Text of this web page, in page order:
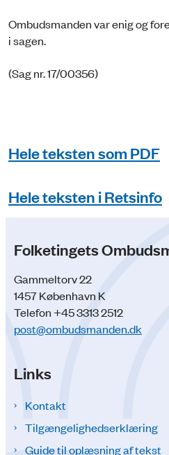
Ombudsmanden var enig og
i sagen.
(Sag nr. 17/00356)
Hele teksten som PDF
Hele teksten i Retsinfo
Folketingets
Gammeltorv 22
1457 København K
Telefon +45 3313 2512
post@ombudsmanden.dk
Links
Kontakt
Tilgængelighedserklæring
Guide til oplæsning af tekst